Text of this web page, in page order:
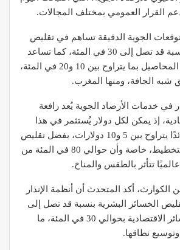
القرار العمومي بمختلف المجالات.
الجوية الدقيقة تساهم في تقليص
الخسائر الزراعية بنسبة قد تصل إلى 30 في المئة، كما تساعد
على تحسين إنتاجية المحاصيل بما يتراوح بين 10 و20 في المئة،
الجافة، ومنها المغرب.
في خدمات الأرصاد الجوية يُعد رافعة
إذ يمكن لكل دولار يُستثمر في هذا
المجال أن يحقق عائدًا يتراوح بين 5 و10 دولارات، بفضل تقليص
المخاطر وتحسين التخطيط، خاصة وأن حوالي 80 في المئة من
تتأثر بالطقس والمناخ.
الكوارث، أكد المتحدث أن أنظمة الإنذار
الخسائر البشرية بنسبة قد تصل إلى
40 في المئة، والخسائر الاقتصادية بحوالي 30 في المئة، ما
نطاقها.